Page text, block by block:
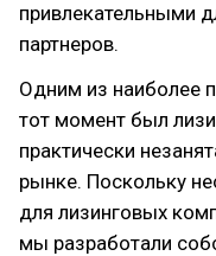
привлекательными
партнеров.
Одним из наиболее
тот момент был
практически
рынке. Поскольку
для лизинговых
мы разработали